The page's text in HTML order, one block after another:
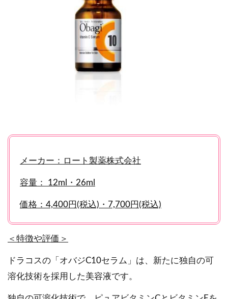
メーカー：ロート製薬株式会社
容量： 12ml・26ml
価格：4,400円(税込)・7,700円(税込)
＜特徴や評価＞
ドラコスの「オバジC10セラム」は、新たに独自の可
溶化技術を採用した美容液です。